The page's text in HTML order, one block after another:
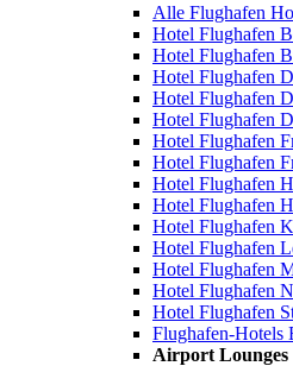
Alle Flughafen
Hotel Flughafen
Hotel Flughafen
Hotel Flughafen
Hotel Flughafen
Hotel Flughafen
Hotel Flughafen
Hotel Flughafen
Hotel Flughafen
Hotel Flughafen
Hotel Flughafen
Hotel Flughafen
Hotel Flughafen
Hotel Flughafen
Hotel Flughafen
Flughafen-Hotels
Airport Lounges